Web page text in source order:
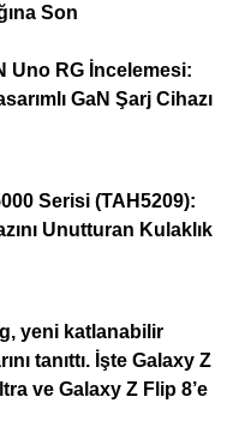
Son
Uno RG İncelemesi:
GaN Şarj Cihazı
Serisi (TAH5209):
Unutturan Kulaklık
yeni katlanabilir
tanıttı. İşte Galaxy Z
ve Galaxy Z Flip 8’e